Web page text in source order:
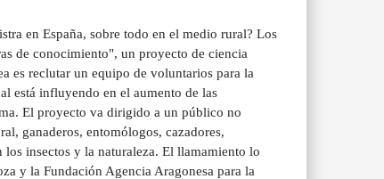
en España, sobre todo en el medio rural? Los
de conocimiento", un proyecto de ciencia
es reclutar un equipo de voluntarios para la
está influyendo en el aumento de las
El proyecto va dirigido a un público no
ganaderos, entomólogos, cazadores,
insectos y la naturaleza. El llamamiento lo
y la Fundación Agencia Aragonesa para la